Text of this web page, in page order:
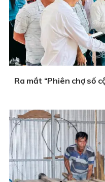
Ra mắt “Phiên chợ số